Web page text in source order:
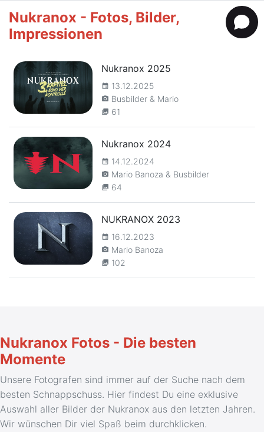
Nukranox - Fotos, Bilder,
Impressionen
Nukranox 2025
calendar_month 13.12.2025
camera_alt Busbilder & Mario
collections 61
Nukranox 2024
calendar_month 14.12.2024
camera_alt Mario Banoza & Busbilder
collections 64
NUKRANOX 2023
calendar_month 16.12.2023
camera_alt Mario Banoza
collections 102
Nukranox Fotos - Die besten
Momente
Unsere Fotografen sind immer auf der Suche nach dem
besten Schnappschuss. Hier findest Du eine exklusive
Auswahl aller Bilder der Nukranox aus den letzten Jahren.
Wir wünschen Dir viel Spaß beim durchklicken.